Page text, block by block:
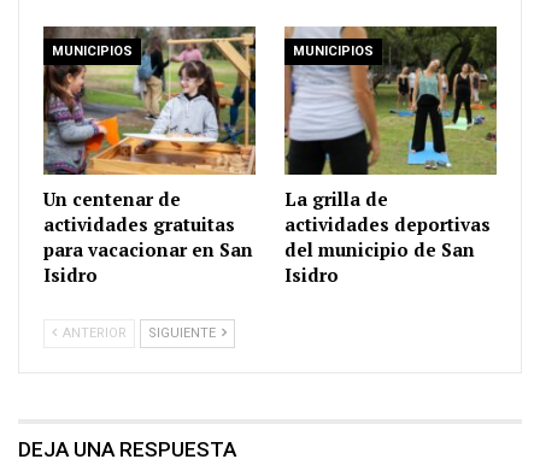
MUNICIPIOS
Un centenar de
actividades gratuitas
para vacacionar en San
Isidro
MUNICIPIOS
La grilla de
actividades deportivas
del municipio de San
Isidro
ANTERIOR SIGUIENTE
DEJA UNA RESPUESTA